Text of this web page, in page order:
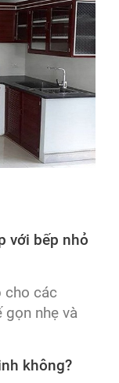
với bếp nhỏ
cho các
gọn nhẹ và
không?